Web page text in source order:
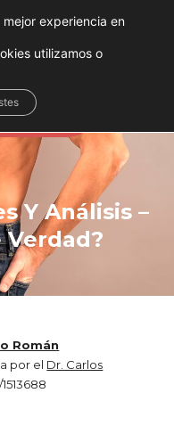
Y Análisis –
Verdad?
Román
por el Dr. Carlos
experiencia en
utilizamos o